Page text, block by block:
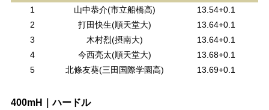
1
山中恭介(市立船橋高)
13.54+0.1
2
打田快生(順天堂大)
13.64+0.1
3
木村烈(摂南大)
13.64+0.1
4
今西亮太(順天堂大)
13.68+0.1
5
北條友葵(三田国際学園高) 13.69+0.1
400mH｜ハードル